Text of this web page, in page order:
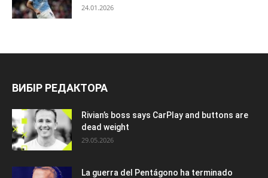
24.01.2026
ВИБІР РЕДАКТОРА
Rivian’s boss says CarPlay and buttons are
dead weight
29.05.2026
La guerra del Pentágono ha terminado